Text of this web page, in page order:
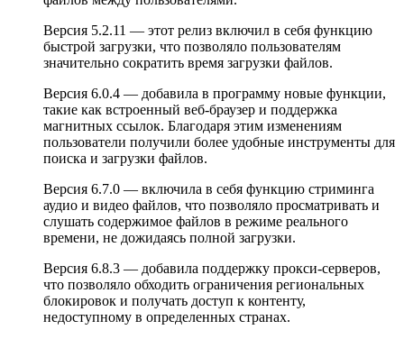
Версия 5.2.11 — этот релиз включил в себя функцию
быстрой загрузки, что позволяло пользователям
значительно сократить время загрузки файлов.
Версия 6.0.4 — добавила в программу новые функции,
такие как встроенный веб-браузер и поддержка
магнитных ссылок. Благодаря этим изменениям
пользователи получили более удобные инструменты для
поиска и загрузки файлов.
Версия 6.7.0 — включила в себя функцию стриминга
аудио и видео файлов, что позволяло просматривать и
слушать содержимое файлов в режиме реального
времени, не дожидаясь полной загрузки.
Версия 6.8.3 — добавила поддержку прокси-серверов,
что позволяло обходить ограничения региональных
блокировок и получать доступ к контенту,
недоступному в определенных странах.